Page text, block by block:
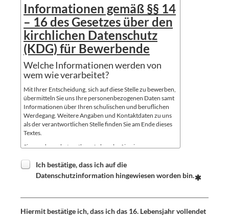
Informationen gemäß §§ 14
– 16 des Gesetzes über den
kirchlichen Datenschutz
(KDG) für Bewerbende
Welche Informationen werden von
wem wie verarbeitet?
Mit Ihrer Entscheidung, sich auf diese Stelle zu bewerben,
übermitteln Sie uns Ihre personenbezogenen Daten samt
Informationen über Ihren schulischen und beruflichen
Werdegang. Weitere Angaben und Kontaktdaten zu uns
als der verantwortlichen Stelle finden Sie am Ende dieses
Textes.
Sie wurden gebeten, Ihren Lebenslauf in einem
Anschließend werden
Ihr Lebenslauf automatisiert verarbeitet und die
bearbeitet und die erkannten Inhalte zu Ihrem
Ich bestätige, dass ich auf die
Datenschutzinformation hingewiesen worden bin.
Hiermit bestätige ich, dass ich das 16. Lebensjahr vollendet